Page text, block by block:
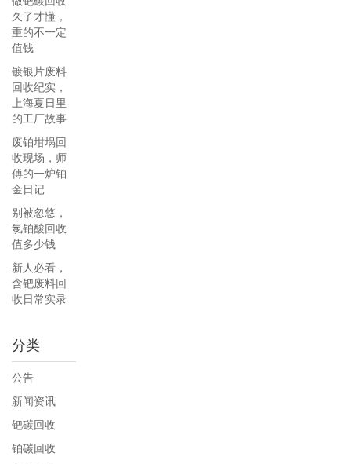
久了才懂，
重的不一定
值钱
镀银片废料
回收纪实，
上海夏日里
的工厂故事
废铂坩埚回
收现场，师
傅的一炉铂
金日记
别被忽悠，
氯铂酸回收
值多少钱
新人必看，
含钯废料回
收日常实录
分类
公告
新闻资讯
钯碳回收
铂碳回收